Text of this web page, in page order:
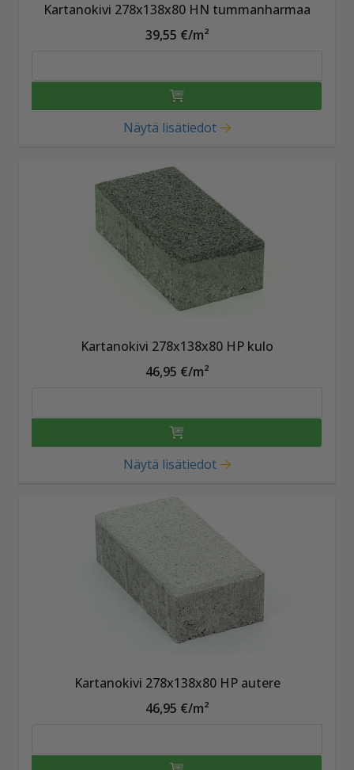
Kartanokivi 278x138x80 HN tummanharmaa
39,55 €/m²
Näytä lisätiedot
Kartanokivi 278x138x80 HP kulo
46,95 €/m²
Näytä lisätiedot
Kartanokivi 278x138x80 HP autere
46,95 €/m²